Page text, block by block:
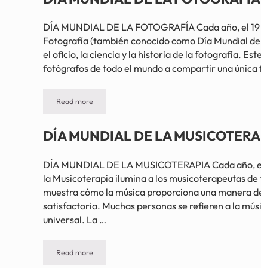
DÍA MUNDIAL DE LA FOTOGRAFÍA Cada año, el
Fotografía (también conocido como Día Mundial
el oficio, la ciencia y la historia de la fotografía.
fotógrafos de todo el mundo a compartir una única
Read moreDÍA MUNDIAL DE LA FOTOGRAFÍA – 19 de agosto
DÍA MUNDIAL DE LA
DÍA MUNDIAL DE LA MUSICOTERAPIA Cada año,
la Musicoterapia ilumina a los musicoterapeutas
muestra cómo la música proporciona una manera
satisfactoria. Muchas personas se refieren a la
universal. La …
Read moreDÍA MUNDIAL DE LA MUSICOTERAPIA – 1 de marzo